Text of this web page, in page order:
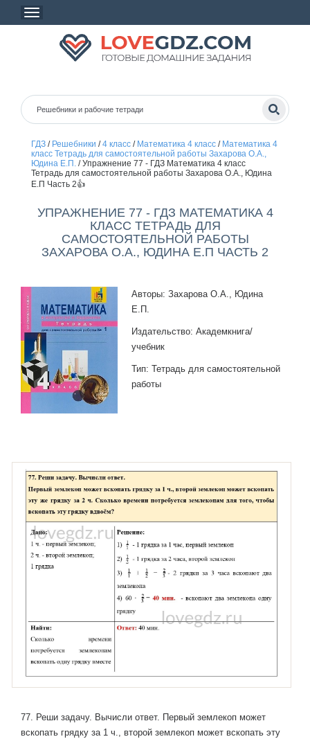
ГДЗ/ Решебники /4 класс/ Математика 4 класс/ Математика 4
класс Тетрадь для самостоятельной работы Захарова О.А.,
Юдина Е.П./Упражнение 77 - ГДЗ Математика 4 класс
Тетрадь для самостоятельной работы Захарова О.А., Юдина
Е.П Часть 2👍
УПРАЖНЕНИЕ 77 - ГДЗ МАТЕМАТИКА 4
КЛАСС ТЕТРАДЬ ДЛЯ
САМОСТОЯТЕЛЬНОЙ РАБОТЫ
ЗАХАРОВА О.А., ЮДИНА Е.П ЧАСТЬ 2
Авторы: Захарова О.А., Юдина
Е.П.
Издательство: Академкнига/
учебник
Тип: Тетрадь для самостоятельной
работы
77. Реши задачу. Вычисли ответ. Первый землекоп может
вскопать грядку за 1 ч., второй землекоп может вскопать эту